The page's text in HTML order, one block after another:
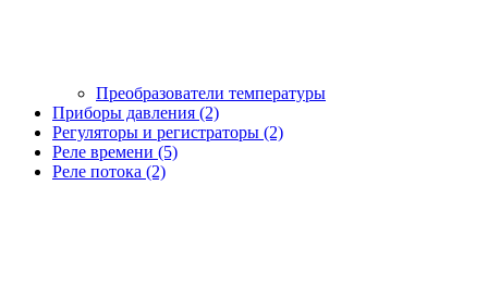
Преобразователи температуры
Приборы давления (2)
Регуляторы и регистраторы (2)
Реле времени (5)
Реле потока (2)